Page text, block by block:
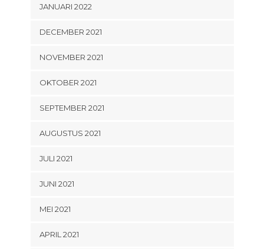
JANUARI 2022
DECEMBER 2021
NOVEMBER 2021
OKTOBER 2021
SEPTEMBER 2021
AUGUSTUS 2021
JULI 2021
JUNI 2021
MEI 2021
APRIL 2021